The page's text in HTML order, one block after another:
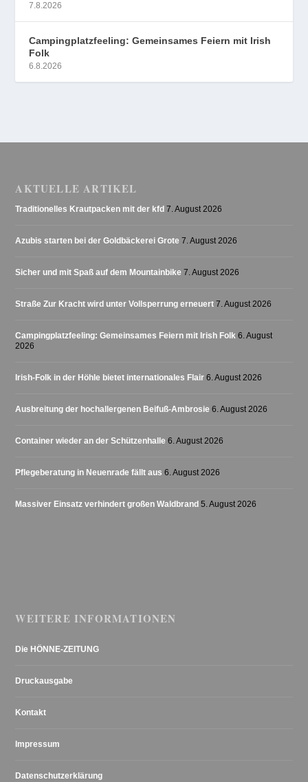
7.8.2026
Campingplatzfeeling: Gemeinsames Feiern mit Irish
Folk
6.8.2026
AKTUELLE ARTIKEL
Traditionelles Krautpacken mit der kfd 7. August 2026
Azubis starten bei der Goldbäckerei Grote 7. August 2026
Sicher und mit Spaß auf dem Mountainbike 7. August 2026
Straße Zur Kracht wird unter Vollsperrung erneuert 7. August 2026
Campingplatzfeeling: Gemeinsames Feiern mit Irish Folk 6. August
2026
Irish-Folk in der Höhle bietet internationales Flair 6. August 2026
Ausbreitung der hochallergenen Beifuß-Ambrosie 6. August 2026
Container wieder an der Schützenhalle 6. August 2026
Pflegeberatung in Neuenrade fällt aus 6. August 2026
Massiver Einsatz verhindert großen Waldbrand 5. August 2026
WEITERE INFORMATIONEN
Die HÖNNE-ZEITUNG
Druckausgabe
Kontakt
Impressum
Datenschutzerklärung